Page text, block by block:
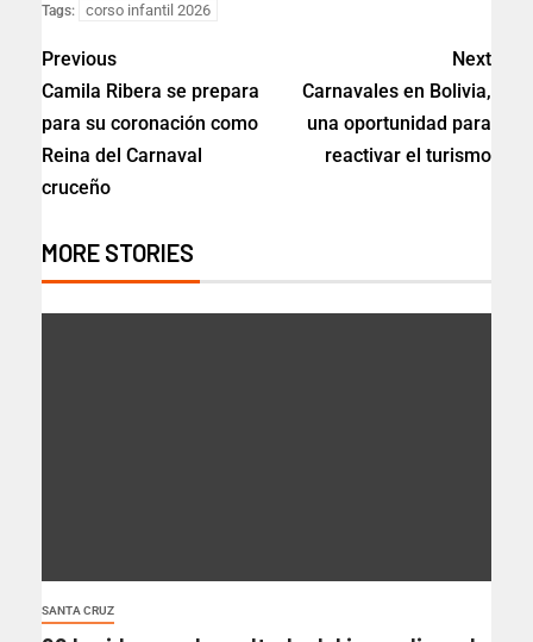
Tags: corso infantil 2026
Previous
Camila Ribera se prepara
para su coronación como
Reina del Carnaval
cruceño
Next
Carnavales en Bolivia,
una oportunidad para
reactivar el turismo
MORE STORIES
SANTA CRUZ